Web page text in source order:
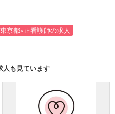
東京都×正看護師の求人
人も見ています